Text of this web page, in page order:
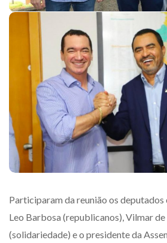
Participaram da reunião os deputados
Leo Barbosa (republicanos), Vilmar
(solidariedade) e o presidente da